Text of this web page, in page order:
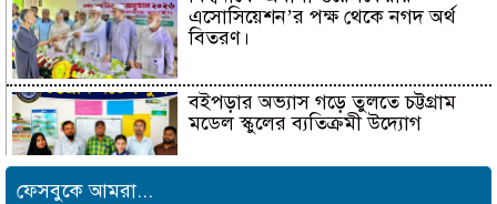
এসোসিয়েশন’র পক্ষ থেকে নগদ অর্থ
বিতরণ।
বইপড়ার অভ্যাস গড়ে তুলতে চট্টগ্রাম
মডেল স্কুলের ব্যতিক্রমী উদ্যোগ
ফেসবুকে আমরা...